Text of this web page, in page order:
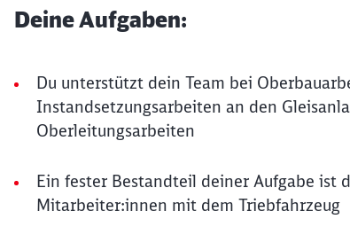
Deine Aufgaben:
Du unterstützt dein Team bei
Instandsetzungsarbeiten an den
Oberleitungsarbeiten
Ein fester Bestandteil deiner Aufgabe ist
Mitarbeiter:innen mit dem Triebfahrzeug